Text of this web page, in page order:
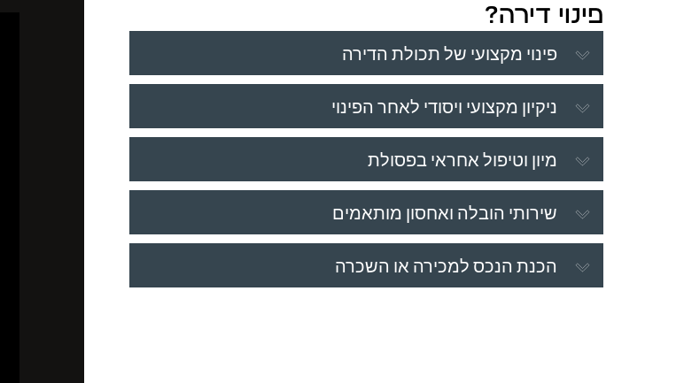
פינוי דירה?
פינוי מקצועי של תכולת הדירה
ניקיון מקצועי ויסודי לאחר הפינוי
מיון וטיפול אחראי בפסולת
שירותי הובלה ואחסון מותאמים
הכנת הנכס למכירה או השכרה